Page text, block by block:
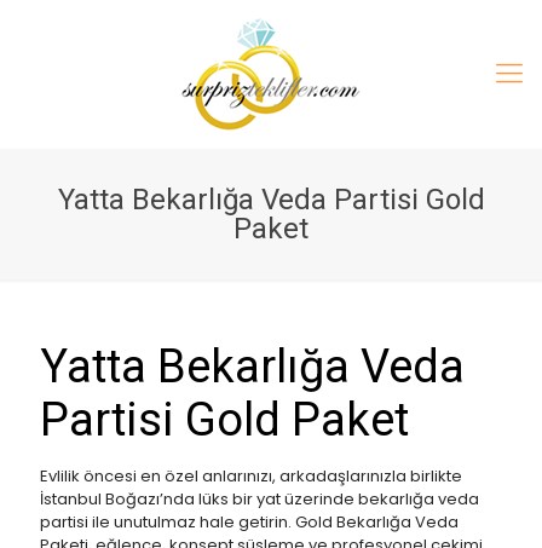
Yatta Bekarlığa Veda Partisi Gold
Paket
Yatta Bekarlığa Veda
Partisi Gold Paket
Evlilik öncesi en özel anlarınızı, arkadaşlarınızla birlikte
İstanbul Boğazı’nda lüks bir yat üzerinde bekarlığa veda
partisi ile unutulmaz hale getirin. Gold Bekarlığa Veda